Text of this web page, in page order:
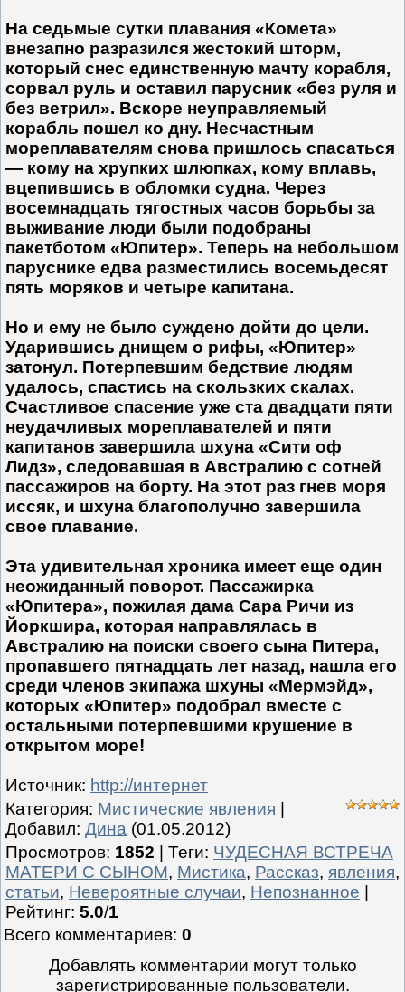
На седьмые сутки плавания «Комета»
внезапно разразился жестокий шторм,
который снес единственную мачту корабля,
сорвал руль и оставил парусник «без руля и
без ветрил». Вскоре неуправляемый
корабль пошел ко дну. Несчастным
мореплавателям снова пришлось спасаться
— кому на хрупких шлюпках, кому вплавь,
вцепившись в обломки судна. Через
восемнадцать тягостных часов борьбы за
выживание люди были подобраны
пакетботом «Юпитер». Теперь на небольшом
паруснике едва разместились восемьдесят
пять моряков и четыре капитана.
Но и ему не было суждено дойти до цели.
Ударившись днищем о рифы, «Юпитер»
затонул. Потерпевшим бедствие людям
удалось, спастись на скользких скалах.
Счастливое спасение уже ста двадцати пяти
неудачливых мореплавателей и пяти
капитанов завершила шхуна «Сити оф
Лидз», следовавшая в Австралию с сотней
пассажиров на борту. На этот раз гнев моря
иссяк, и шхуна благополучно завершила
свое плавание.
Эта удивительная хроника имеет еще один
неожиданный поворот. Пассажирка
«Юпитера», пожилая дама Сара Ричи из
Йоркшира, которая направлялась в
Австралию на поиски своего сына Питера,
пропавшего пятнадцать лет назад, нашла его
среди членов экипажа шхуны «Мермэйд»,
которых «Юпитер» подобрал вместе с
остальными потерпевшими крушение в
открытом море!
Источник: http://интернет
Категория: Мистические явления
Добавил: Дина (01.05.2012)
Просмотров: 1852 Теги: ЧУДЕСНАЯ ВСТРЕЧА
МАТЕРИ С СЫНОМ, Мистика, Рассказ, явления,
статьи, Невероятные случаи, Непознанное
Рейтинг: 5.0/1
Всего комментариев: 0
Добавлять комментарии могут только
зарегистрированные пользователи.